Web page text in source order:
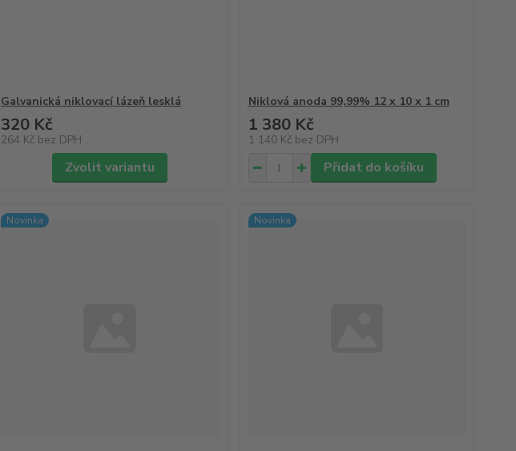
Galvanická niklovací lázeň lesklá
320 Kč
264 Kč bez DPH
Zvolit variantu
Niklová anoda 99,99% 12 x 10 x 1 cm
1 380 Kč
1 140 Kč bez DPH
Přidat do košíku
Novinka Novinka